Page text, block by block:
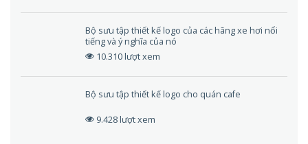
Bộ sưu tập thiết kế logo của các hãng xe hơi nổi
tiếng và ý nghĩa của nó
10.310 lượt xem
Bộ sưu tập thiết kế logo cho quán cafe
9.428 lượt xem